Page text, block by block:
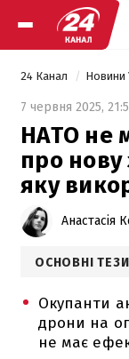
24 Канал Новини
7 червня 2025,
НАТО не
про нову
яку
Анастасія
ОСНОВНІ ТЕЗИ
Окупанти
дрони на
не має